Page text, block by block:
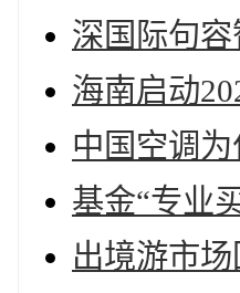
深国际句
海南启动
中国空调
基金“专业
出境游市